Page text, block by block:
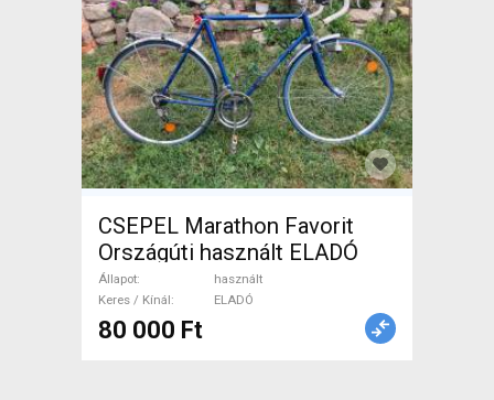
CSEPEL Marathon Favorit
Országúti használt ELADÓ
Állapot
használt
Keres / Kínál
ELADÓ
80 000 Ft